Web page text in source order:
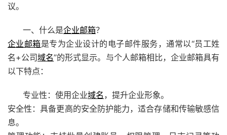
议。
一、什么是企业邮箱？
企业邮箱是专为企业设计的电子邮件服务，通常以“员工姓
名+公司域名”的形式显示。与个人邮箱相比，企业邮箱具有
以下特点：
专业性：使用企业域名 ，提升企业形象。
安全性：具备更高的安全防护能力，适合存储和传输敏感信
息。